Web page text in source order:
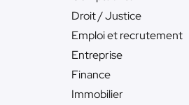
Droit / Justice
Emploi et recrutement
Entreprise
Finance
Immobilier